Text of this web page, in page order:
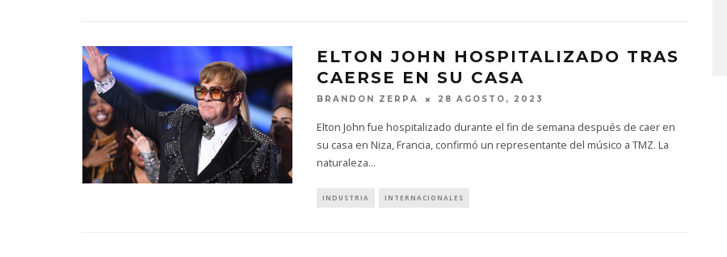
ELTON JOHN HOSPITALIZADO TRAS
CAERSE EN SU CASA
BRANDON ZERPA 28 AGOSTO, 2023
Elton John fue hospitalizado durante el fin de semana después de caer en
su casa en Niza, Francia, confirmó un representante del músico a TMZ. La
naturaleza...
INDUSTRIA INTERNACIONALES
CON ‘ALONSO’